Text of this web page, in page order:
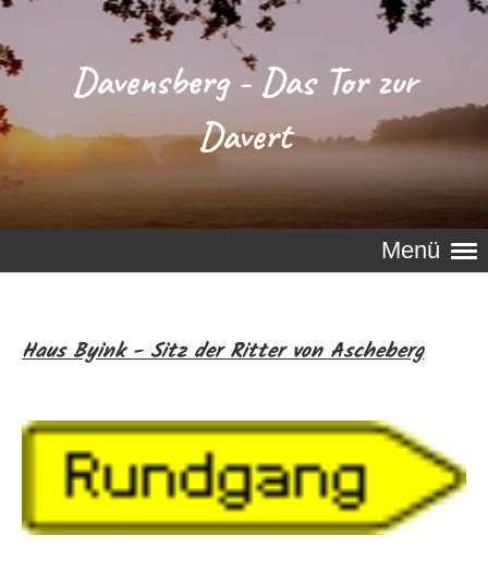
Davensberg - Das Tor zur
Davert
Menü
Haus Byink - Sitz der Ritter von Ascheberg